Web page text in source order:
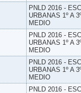
PNLD 2016 -
URBANAS 1º A
MEDIO
PNLD 2016 -
URBANAS 1º A
MEDIO
PNLD 2016 -
URBANAS 1º A
MEDIO
PNLD 2016 -